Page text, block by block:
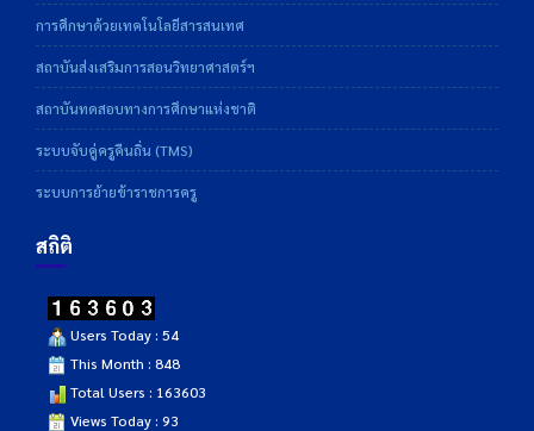
การศึกษาด้วยเทคโนโลยีสารสนเทศ
สถาบันส่งเสริมการสอนวิทยาศาสตร์ฯ
สถาบันทดสอบทางการศึกษาแห่งชาติ
ระบบจับคู่ครูคืนถิ่น (TMS)
ระบบการย้ายข้าราชการครู
สถิติ
Users Today : 54
This Month : 848
Total Users : 163603
Views Today : 93